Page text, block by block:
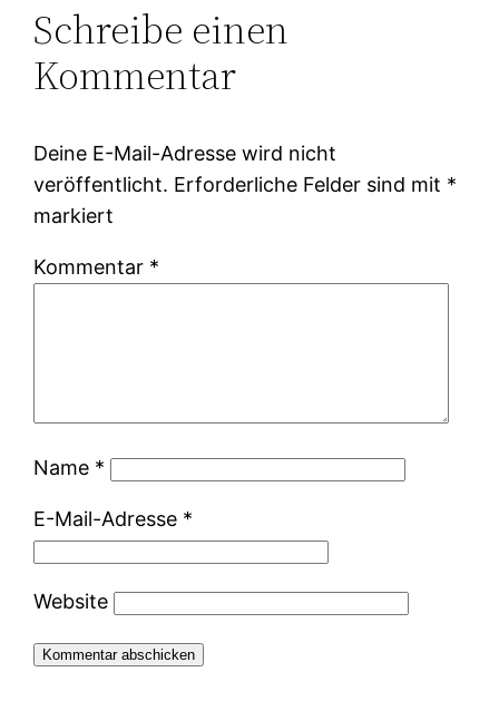
Schreibe einen
Kommentar
Deine E-Mail-Adresse wird nicht
veröffentlicht. Erforderliche Felder sind mit *
markiert
Kommentar *
Name *
E-Mail-Adresse *
Website